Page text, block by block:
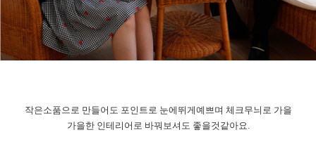
작은소품으로 만들어도 포인트로 눈에뛰게예쁘며 체크무늬로 가을
가을한 인테리어로 바꿔보셔도 좋을것같아요.